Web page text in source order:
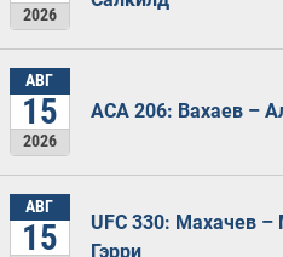
2026
АВГ
15
2026
ACA 206: Вахаев –
АВГ
15
UFC 330: Махачев –
Гэрри